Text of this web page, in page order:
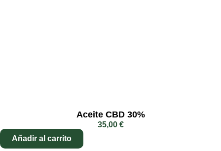
Aceite CBD 30%
35,00 €
Añadir al carrito